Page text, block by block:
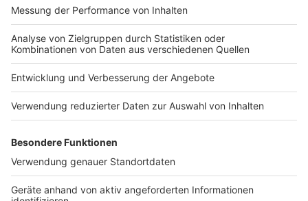
Nutzungsbedingungen
Impressum
Das Band-ABC
Jobs
Archiv
Teilnahme­bedingungen
Kontakt
Studio-Hotline
ROCK ANTENNE
Region wechseln